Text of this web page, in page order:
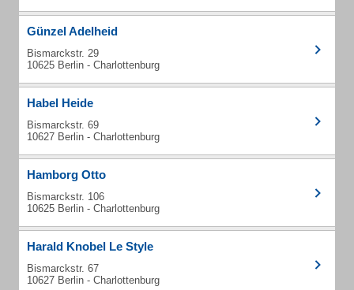
Günzel Adelheid
Bismarckstr. 29
10625 Berlin - Charlottenburg
Habel Heide
Bismarckstr. 69
10627 Berlin - Charlottenburg
Hamborg Otto
Bismarckstr. 106
10625 Berlin - Charlottenburg
Harald Knobel Le Style
Bismarckstr. 67
10627 Berlin - Charlottenburg